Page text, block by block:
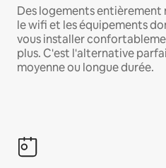
Des logements entièrement
le wifi et les équipements
vous installer
plus. C'est l'alternative
moyenne ou longue durée.